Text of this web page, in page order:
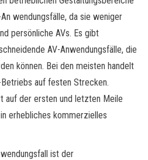
wendungsfälle, da sie weniger
persönliche AVs. Es gibt
AV-Anwendungsfälle, die
können. Bei den meisten handelt
auf festen Strecken.
auf der ersten und letzten Meile
erhebliches kommerzielles
ist der